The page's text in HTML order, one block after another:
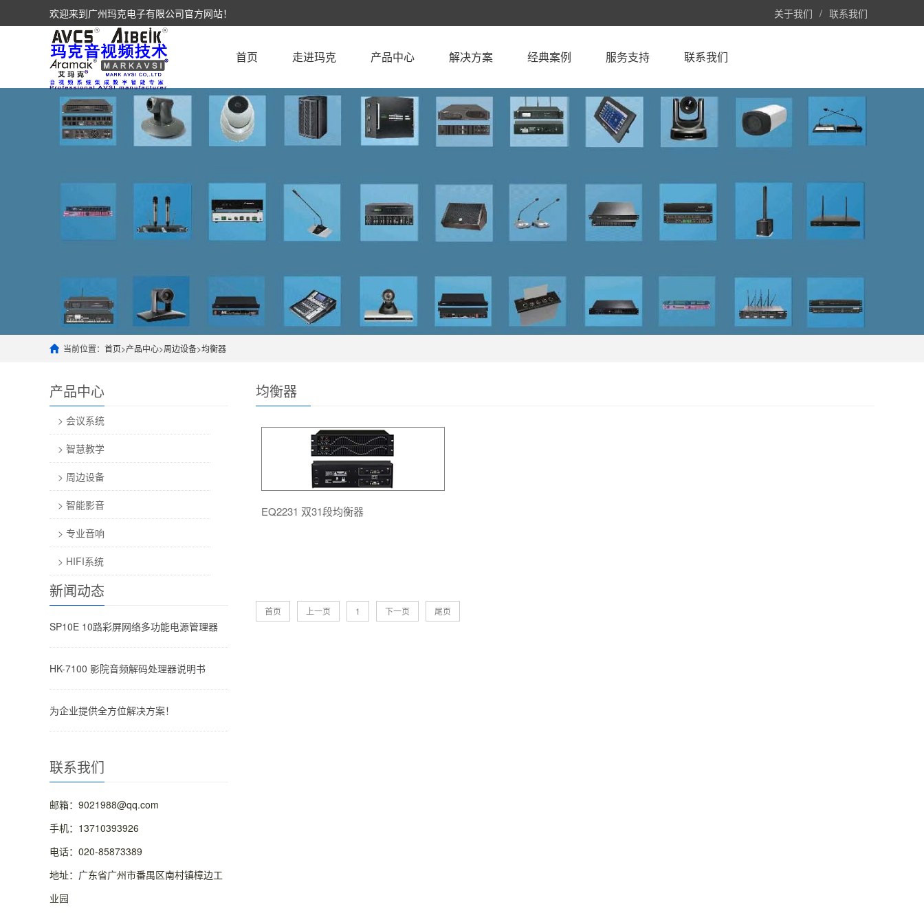
欢迎来到广州玛克电子有限公司官方网站！ 关于我们 / 联系我们
首页 走进玛克 产品中心 解决方案 经典案例 服务支持 联系我们
当前位置： 首页>产品中心>周边设备>均衡器
产品中心
> 会议系统
> 智慧教学
> 周边设备
> 智能影音
> 专业音响
> HIFI系统
新闻动态
SP10E 10路彩屏网络多功能电源管理器
HK-7100 影院音频解码处理器说明书
为企业提供全方位解决方案！
联系我们
邮箱：9021988@qq.com
手机：13710393926
电话：020-85873389
地址：广东省广州市番禺区南村镇樟边工
业园
均衡器
EQ2231 双31段均衡器
首页 上一页 1 下一页 尾页